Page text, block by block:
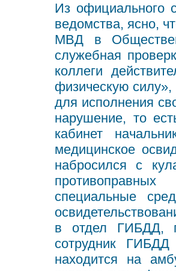
Из официального
ведомства, ясно,
МВД в
служебная
коллеги
физическую
для исполнения
нарушение, то
кабинет
медицинское
набросился с
специальные
в отдел ГИБДД,
сотрудник
находится на